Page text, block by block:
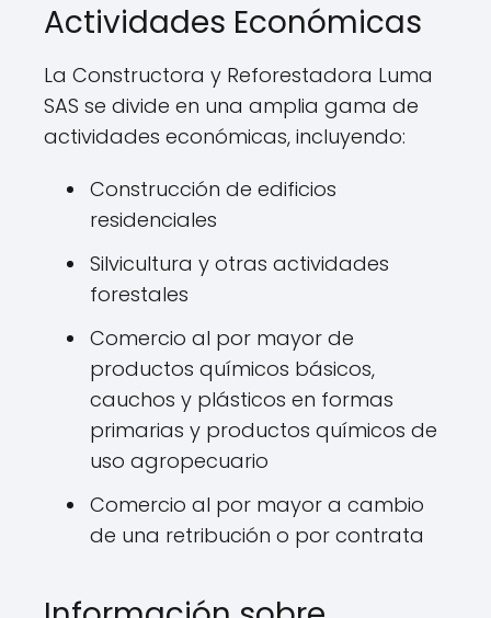
Actividades Económicas
La Constructora y Reforestadora Luma
SAS se divide en una amplia gama de
actividades económicas, incluyendo:
Construcción de edificios
residenciales
Silvicultura y otras actividades
forestales
Comercio al por mayor de
productos químicos básicos,
cauchos y plásticos en formas
primarias y productos químicos de
uso agropecuario
Comercio al por mayor a cambio
de una retribución o por contrata